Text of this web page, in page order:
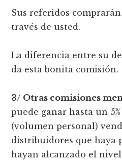
Sus referidos
través de usted.
La diferencia entre su
da esta bonita comisión.
3/ Otras comisiones
puede ganar hasta un
(volumen personal)
distribuidores que haya
hayan alcanzado el